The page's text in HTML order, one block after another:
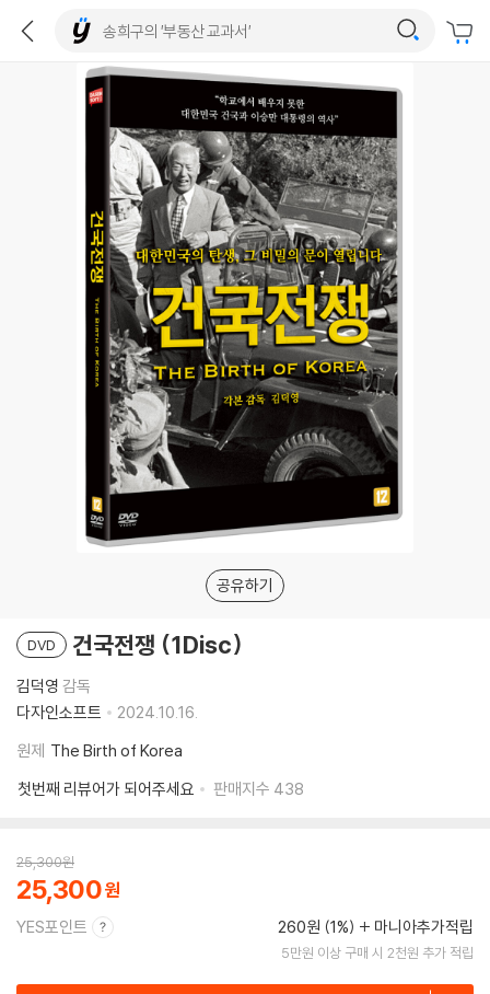
공유하기
DVD 건국전쟁 (1Disc)
김덕영 감독
다자인소프트
2024.10.16.
원제 The Birth of Korea
첫번째 리뷰어가 되어주세요
판매지수 438
25,300원
25,300
YES포인트 260원 (1%) 마니아추가적립
5만원 이상 구매 시 2천원 추가 적립